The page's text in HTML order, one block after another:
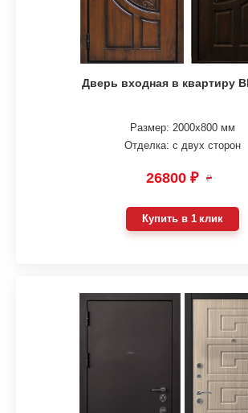
Дверь входная в квартиру
Размер: 2000х800 мм
Отделка: с двух сторон
26800 ₽ ₽
Купить в 1 клик